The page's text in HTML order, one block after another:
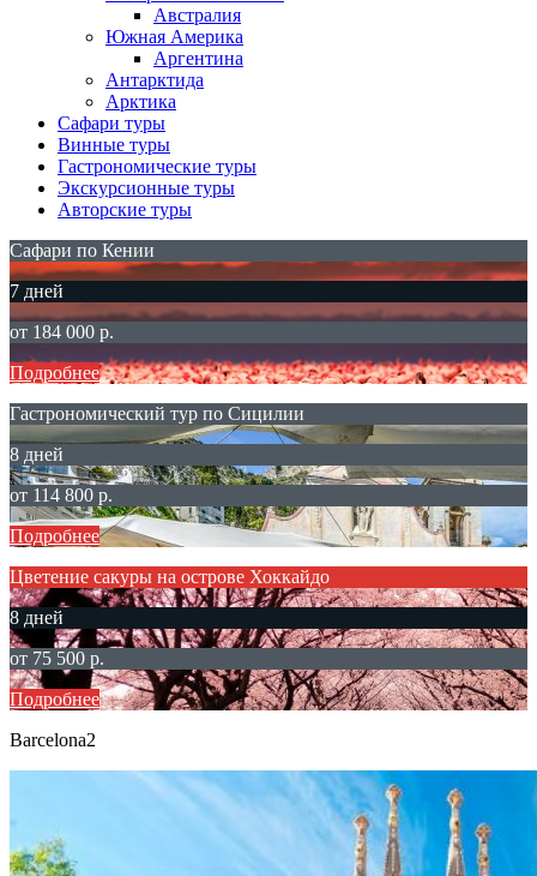
Австралия
Южная Америка
Аргентина
Антарктида
Арктика
Сафари туры
Винные туры
Гастрономические туры
Экскурсионные туры
Авторские туры
Сафари по Кении
7 дней
от 184 000 р.
Подробнее
Гастрономический тур по Сицилии
8 дней
от 114 800 р.
Подробнее
Цветение сакуры на острове Хоккайдо
8 дней
от 75 500 р.
Подробнее
Barcelona2